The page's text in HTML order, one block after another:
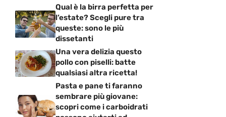
Qual è la birra perfetta per
l’estate? Scegli pure tra
queste: sono le più
dissetanti
Una vera delizia questo
pollo con piselli: batte
qualsiasi altra ricetta!
Pasta e pane ti faranno
sembrare più giovane:
scopri come i carboidrati